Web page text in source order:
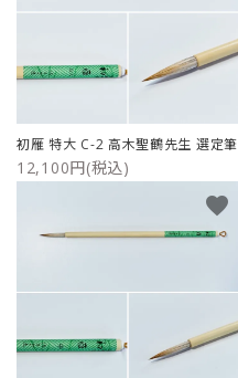
プライバシーポリシー
初雁 特大 C-2 高木聖鶴先生 選定筆
12,100円(税込)
favorite